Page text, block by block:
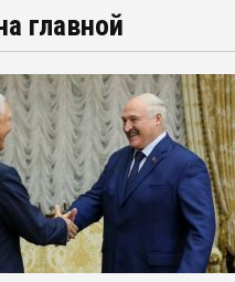
главной